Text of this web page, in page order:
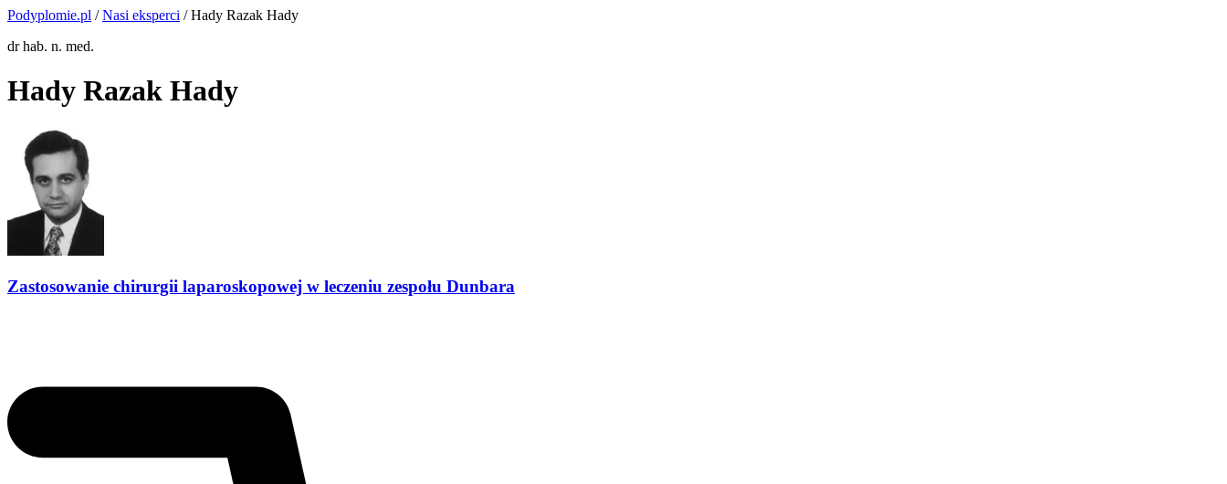
Podyplomie.pl /Nasi eksperci / Hady Razak Hady
dr hab. n. med.
Hady Razak Hady
Zastosowanie chirurgii laparoskopowej w leczeniu zespołu Dunbara